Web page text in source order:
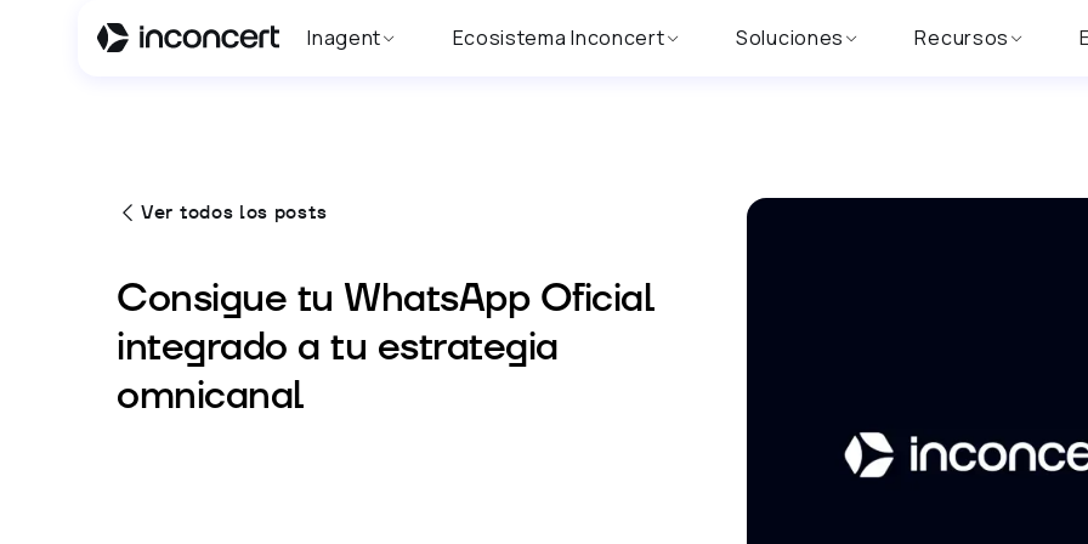
Inagent Ecosistema Inconcert Soluciones Recursos
Ver todos los posts
Consigue tu WhatsApp Oficial
integrado a tu estrategia
omnicanal